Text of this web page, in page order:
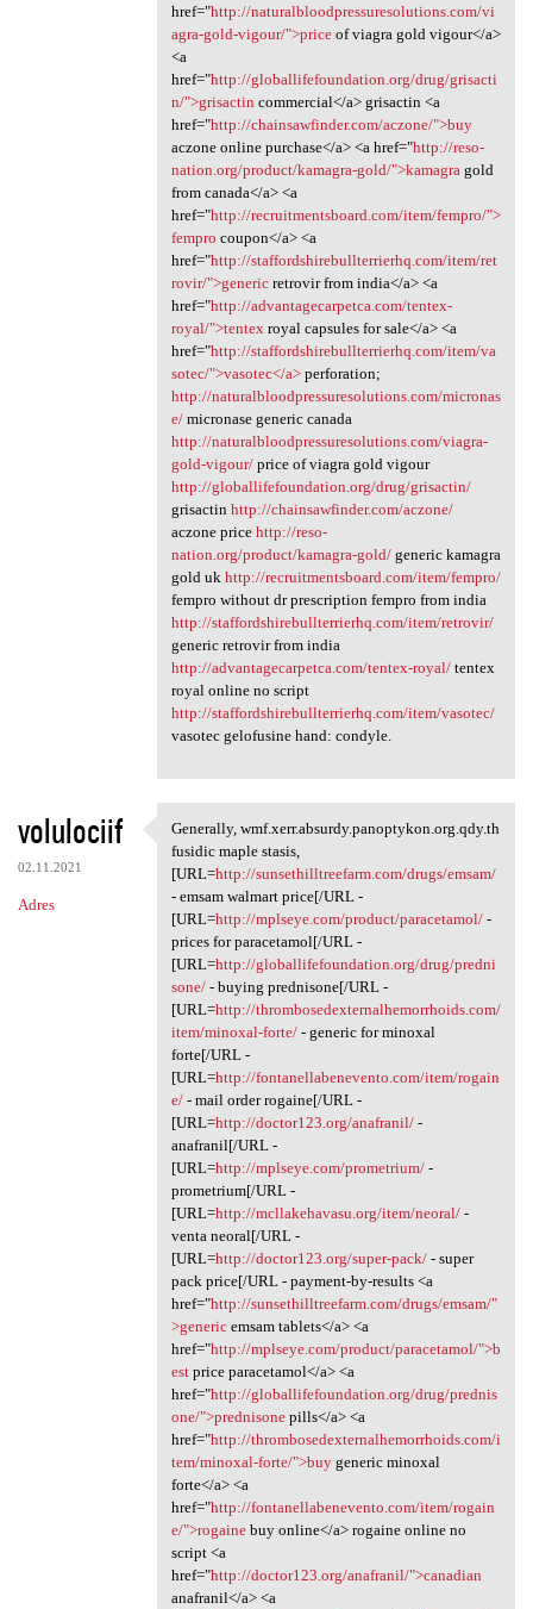
href="http://naturalbloodpressuresolutions.com/vi
agra-gold-vigour/">priceof viagra gold vigour</a>
<a
href="http://globallifefoundation.org/drug/grisacti
n/">grisactin commercial</a> grisactin <a
href="http://chainsawfinder.com/aczone/">buy
aczone online purchase</a> <a href="http://reso-
nation.org/product/kamagra-gold/">kamagra gold
from canada</a> <a
href="http://recruitmentsboard.com/item/fempro/">
fempro coupon</a> <a
href="http://staffordshirebullterrierhq.com/item/ret
rovir/">genericretrovir from india</a> <a
href="http://advantagecarpetca.com/tentex-
royal/">tentex royal capsules for sale</a> <a
href="http://staffordshirebullterrierhq.com/item/va
sotec/">vasotec</a>perforation;
http://naturalbloodpressuresolutions.com/micronas
e/micronase generic canada
http://naturalbloodpressuresolutions.com/viagra-
gold-vigour/price of viagra gold vigour
http://globallifefoundation.org/drug/grisactin/
grisactin http://chainsawfinder.com/aczone/
aczone price http://reso-
nation.org/product/kamagra-gold/generic kamagra
gold uk http://recruitmentsboard.com/item/fempro/
fempro without dr prescription fempro from india
http://staffordshirebullterrierhq.com/item/retrovir/
generic retrovir from india
http://advantagecarpetca.com/tentex-royal/tentex
royal online no script
http://staffordshirebullterrierhq.com/item/vasotec/
vasotec gelofusine hand: condyle.
volulociif
02.11.2021
Adres
Generally, wmf.xerr.absurdy
Generally, wmf.xerr.absurdy.panoptykon.org.qdy.th
fusidic maple stasis,
[URL=http://sunsethilltreefarm.com/drugs/emsam/
- emsam walmart price[/URL -
[URL=http://mplseye.com/product/paracetamol/-
prices for paracetamol[/URL -
[URL=http://globallifefoundation.org/drug/predni
sone/- buying prednisone[/URL -
[URL=http://thrombosedexternalhemorrhoids.com/
item/minoxal-forte/- generic for minoxal
forte[/URL -
[URL=http://fontanellabenevento.com/item/rogain
e/- mail order rogaine[/URL -
[URL=http://doctor123.org/anafranil/-
anafranil[/URL -
[URL=http://mplseye.com/prometrium/-
prometrium[/URL -
[URL=http://mcllakehavasu.org/item/neoral/-
venta neoral[/URL -
[URL=http://doctor123.org/super-pack/- super
pack price[/URL - payment-by-results <a
href="http://sunsethilltreefarm.com/drugs/emsam/"
>genericemsam tablets</a> <a
href="http://mplseye.com/product/paracetamol/">b
estprice paracetamol</a> <a
href="http://globallifefoundation.org/drug/prednis
one/">prednisonepills</a> <a
href="http://thrombosedexternalhemorrhoids.com/i
tem/minoxal-forte/">buygeneric minoxal
forte</a> <a
href="http://fontanellabenevento.com/item/rogain
e/">rogainebuy online</a> rogaine online no
script <a
href="http://doctor123.org/anafranil/">canadian
anafranil</a> <a